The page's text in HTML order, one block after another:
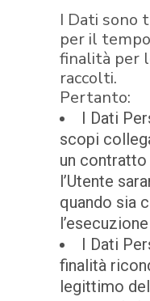
I Dati sono
per il
finalità per
raccolti.
Pertanto:
I Dati
scopi
un
l’Utente
quando sia
I Dati
finalità
legittimo